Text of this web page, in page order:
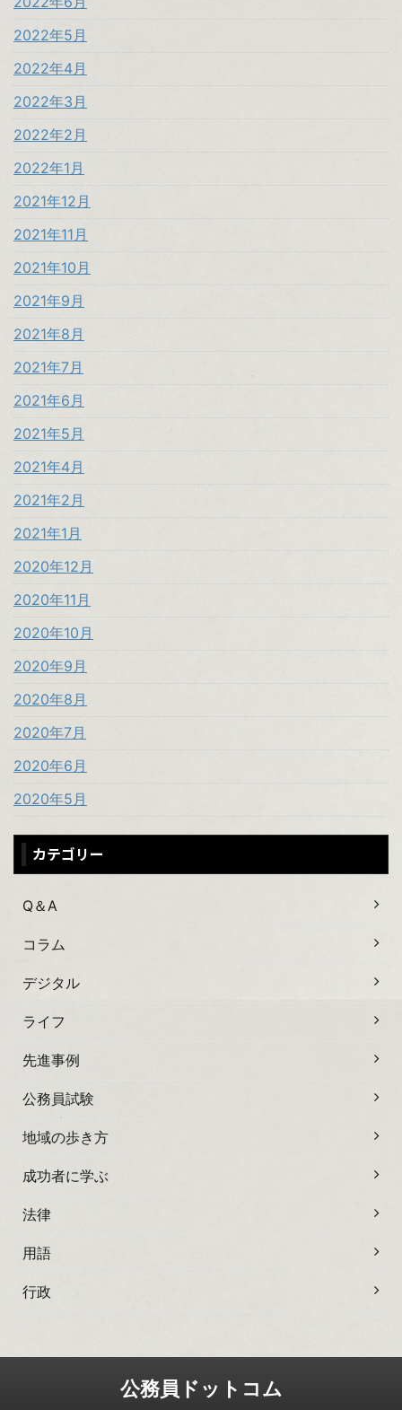
2022年5月
2022年4月
2022年3月
2022年2月
2022年1月
2021年12月
2021年11月
2021年10月
2021年9月
2021年8月
2021年7月
2021年6月
2021年5月
2021年4月
2021年2月
2021年1月
2020年12月
2020年11月
2020年10月
2020年9月
2020年8月
2020年7月
2020年6月
2020年5月
カテゴリー
Q＆A
コラム
デジタル
ライフ
先進事例
公務員試験
地域の歩き方
成功者に学ぶ
法律
用語
行政
公務員ドットコム